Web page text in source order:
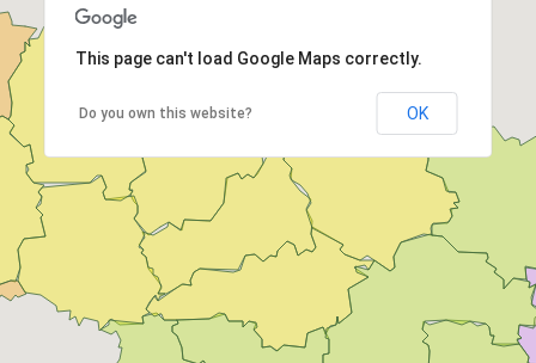
This page can't load Google Maps correctly.
Do you own this website? OK